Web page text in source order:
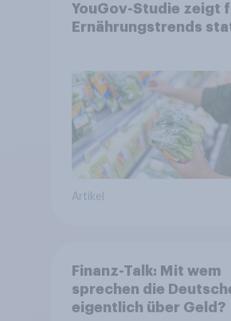
YouGov-Studie zeigt
Ernährungstrends
Artikel
Finanz-Talk: Mit wem
sprechen die
eigentlich über Geld?